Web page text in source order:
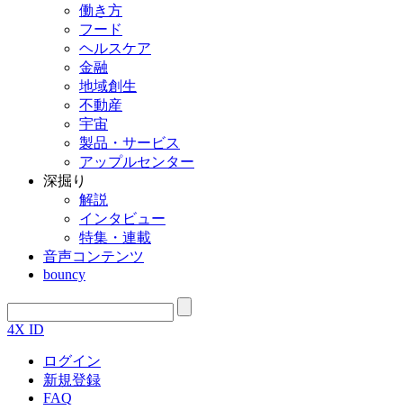
働き方
フード
ヘルスケア
金融
地域創生
不動産
宇宙
製品・サービス
アップルセンター
深掘り
解説
インタビュー
特集・連載
音声コンテンツ
bouncy
4X ID
ログイン
新規登録
FAQ